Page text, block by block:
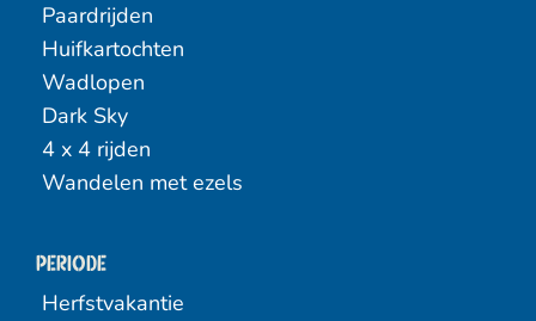
Paardrijden
Huifkartochten
Wadlopen
Dark Sky
4 x 4 rijden
Wandelen met ezels
Periode
Herfstvakantie